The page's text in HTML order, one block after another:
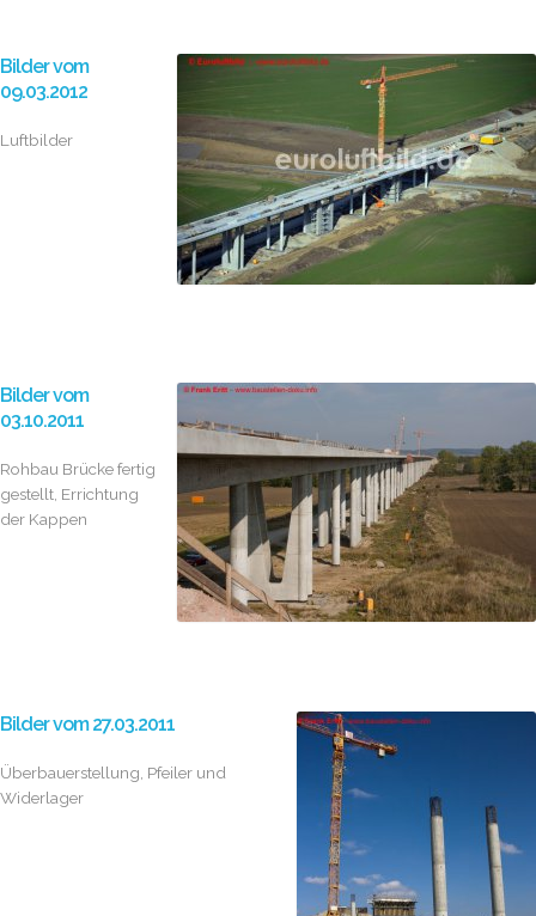
Bilder vom
09.03.2012
Luftbilder
Bilder vom
03.10.2011
Rohbau Brücke fertig
gestellt, Errichtung
der Kappen
Bilder vom 27.03.2011
Überbauerstellung, Pfeiler und
Widerlager